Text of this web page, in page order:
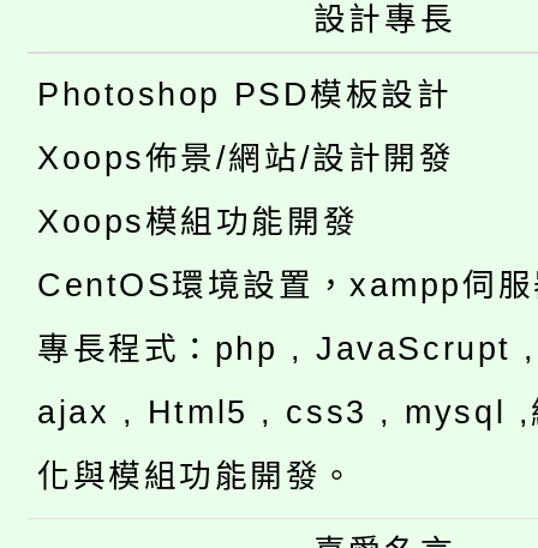
設計專長
Photoshop PSD模板設計
Xoops佈景/網站/設計開發
Xoops模組功能開發
CentOS環境設置，xampp伺
專長程式：php , JavaScrupt
ajax , Html5 , css3 , mysql ,
化與模組功能開發。